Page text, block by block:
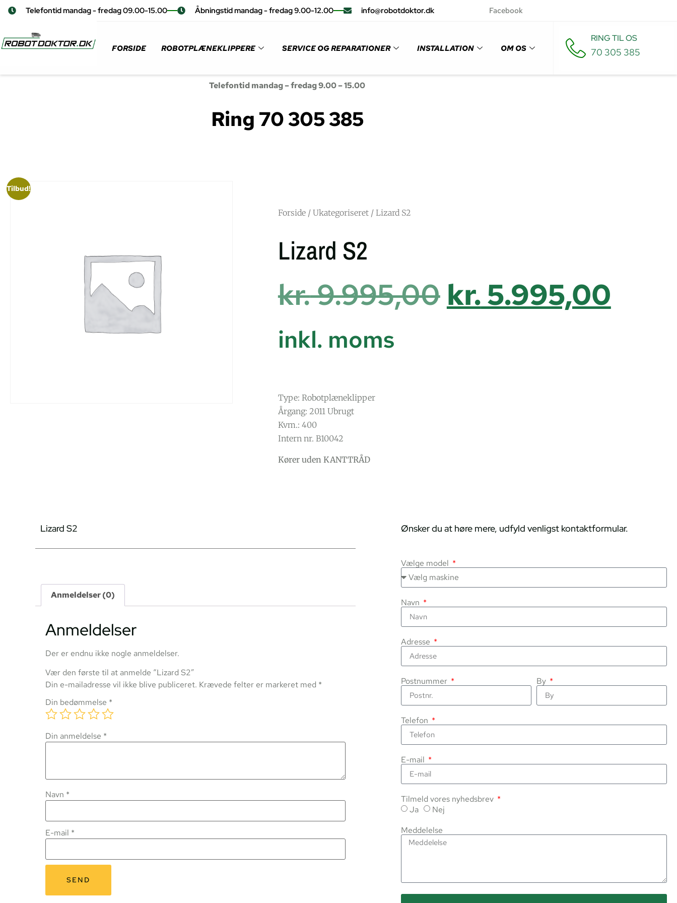
Telefontid mandag - fredag 09.00-15.00 Åbningstid mandag - fredag 9.00-12.00 info@robotdoktor.dk Facebook
FORSIDE ROBOTPLÆNEKLIPPERE SERVICE OG REPARATIONER INSTALLATION OM OS
RING TIL OS
70 305 385
Telefontid mandag – fredag 9.00 – 15.00
Ring 70 305 385
Tilbud!
Forside/ Ukategoriseret/ Lizard S2
Lizard S2
kr.9.995,00 kr.5.995,00
inkl. moms
Type: Robotplæneklipper
Årgang: 2011 Ubrugt
Kvm.: 400
Intern nr. B10042
Kører uden KANTTRÅD
Lizard S2
Anmeldelser (0)
Anmeldelser
Der er endnu ikke nogle anmeldelser.
Vær den første til at anmelde “Lizard S2”
Din e-mailadresse vil ikke blive publiceret. Krævede felter er markeret med *
Din bedømmelse *
Din anmeldelse *
Navn *
E-mail *
Ønsker du at høre mere, udfyld venligst kontaktformular.
Vælge model
Navn
Adresse
Postnummer By
Telefon
E-mail
Tilmeld vores nyhedsbrev
Ja
Nej
Meddelelse